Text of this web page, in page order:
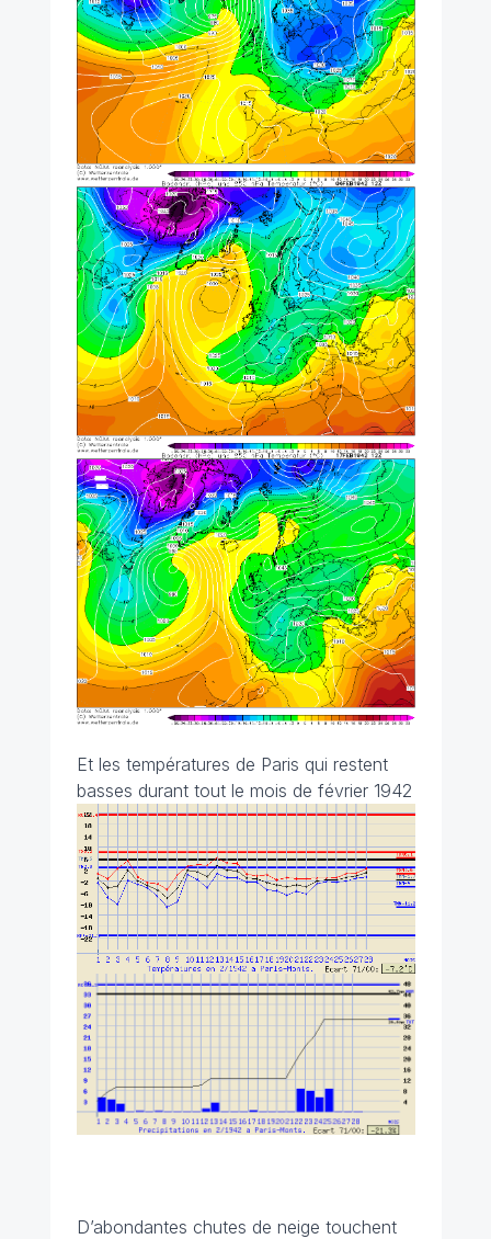
Et les températures de Paris qui restent
basses durant tout le mois de février 1942
D’abondantes chutes de neige touchent